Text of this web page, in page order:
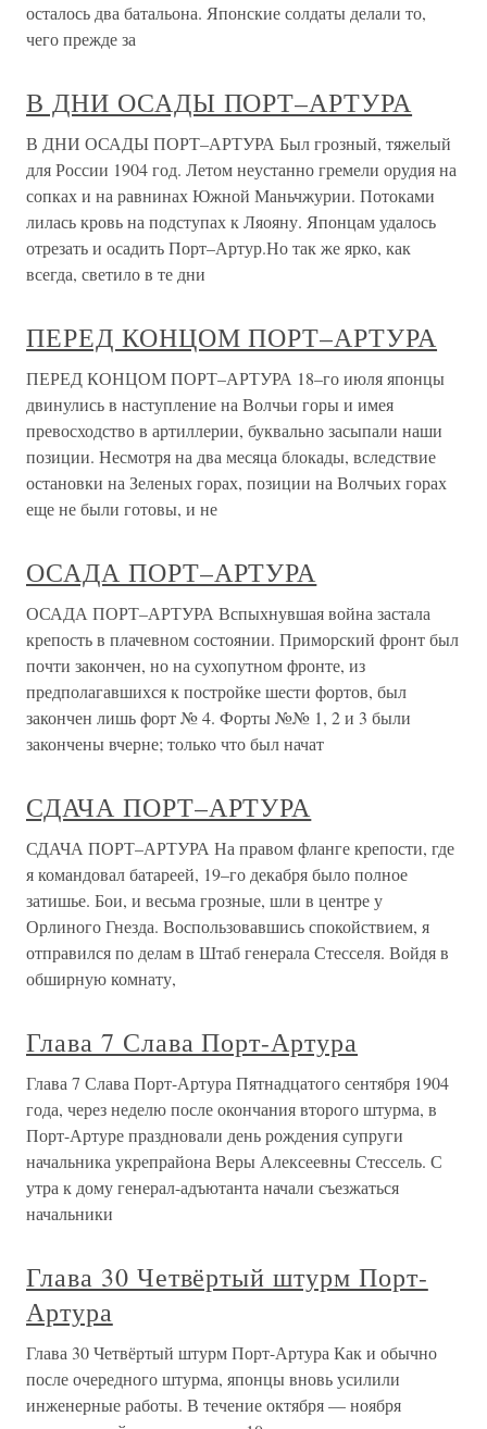
осталось два батальона. Японские солдаты делали то,
чего прежде за
В ДНИ ОСАДЫ ПОРТ–АРТУРА
В ДНИ ОСАДЫ ПОРТ–АРТУРА Был грозный, тяжелый
для России 1904 год. Летом неустанно гремели орудия на
сопках и на равнинах Южной Маньчжурии. Потоками
лилась кровь на подступах к Ляояну. Японцам удалось
отрезать и осадить Порт–Артур.Но так же ярко, как
всегда, светило в те дни
ПЕРЕД КОНЦОМ ПОРТ–АРТУРА
ПЕРЕД КОНЦОМ ПОРТ–АРТУРА 18–го июля японцы
двинулись в наступление на Волчьи горы и имея
превосходство в артиллерии, буквально засыпали наши
позиции. Несмотря на два месяца блокады, вследствие
остановки на Зеленых горах, позиции на Волчьих горах
еще не были готовы, и не
ОСАДА ПОРТ–АРТУРА
ОСАДА ПОРТ–АРТУРА Вспыхнувшая война застала
крепость в плачевном состоянии. Приморский фронт был
почти закончен, но на сухопутном фронте, из
предполагавшихся к постройке шести фортов, был
закончен лишь форт № 4. Форты №№ 1, 2 и 3 были
закончены вчерне; только что был начат
СДАЧА ПОРТ–АРТУРА
СДАЧА ПОРТ–АРТУРА На правом фланге крепости, где
я командовал батареей, 19–го декабря было полное
затишье. Бои, и весьма грозные, шли в центре у
Орлиного Гнезда. Воспользовавшись спокойствием, я
отправился по делам в Штаб генерала Стесселя. Войдя в
обширную комнату,
Глава 7 Слава Порт-Артура
Глава 7 Слава Порт-Артура Пятнадцатого сентября 1904
года, через неделю после окончания второго штурма, в
Порт-Артуре праздновали день рождения супруги
начальника укрепрайона Веры Алексеевны Стессель. С
утра к дому генерал-адъютанта начали съезжаться
начальники
Глава 30 Четвёртый штурм Порт-
Артура
Глава 30 Четвёртый штурм Порт-Артура Как и обычно
после очередного штурма, японцы вновь усилили
инженерные работы. В течение октября — ноября